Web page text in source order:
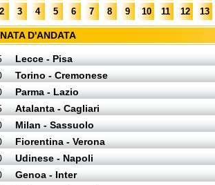
2 3 4 5 6 7 8 9 10 11 12 13
D'ANDATA
Lecce - Pisa
Torino - Cremonese
Parma - Lazio
Atalanta - Cagliari
Milan - Sassuolo
Fiorentina - Verona
Udinese - Napoli
Genoa - Inter